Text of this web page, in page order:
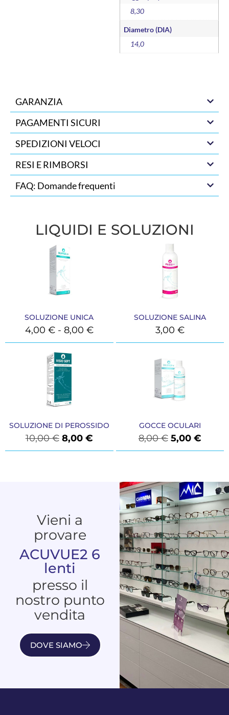
8,30
Diametro (DIA)
14,0
GARANZIA
PAGAMENTI SICURI
SPEDIZIONI VELOCI
RESI E RIMBORSI
FAQ: Domande frequenti
LIQUIDI E SOLUZIONI
SOLUZIONE UNICA
4,00 € - 8,00 €
SOLUZIONE SALINA
3,00 €
SOLUZIONE DI PEROSSIDO
10,00€ 8,00 €
GOCCE OCULARI
8,00€ 5,00 €
Vieni a
provare
ACUVUE2 6
lenti
presso il
nostro punto
vendita
DOVE SIAMO